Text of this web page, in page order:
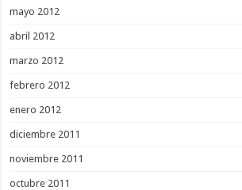
mayo 2012
abril 2012
marzo 2012
febrero 2012
enero 2012
diciembre 2011
noviembre 2011
octubre 2011